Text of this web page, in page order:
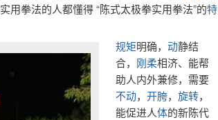
用拳法的人都懂得 “陈式太极拳实用拳法”的特
规矩明确，动静结
合， 刚柔相济、能帮
助人内外兼修，需要
不动，开胯，旋转，
能促进人体的新陈代